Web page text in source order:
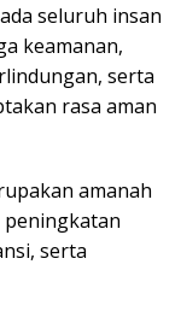
seluruh insan
keamanan,
serta
rasa aman
amanah
peningkatan
serta